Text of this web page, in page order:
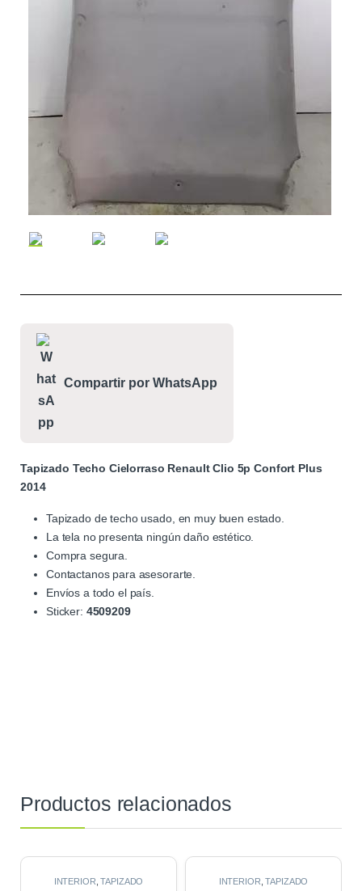
Compartir por WhatsApp
Tapizado Techo Cielorraso Renault Clio 5p Confort Plus
2014
Tapizado de techo usado, en muy buen estado.
La tela no presenta ningún daño estético.
Compra segura.
Contactanos para asesorarte.
Envíos a todo el país.
Sticker: 4509209
Productos relacionados
INTERIOR ,TAPIZADO
INTERIOR ,TAPIZADO